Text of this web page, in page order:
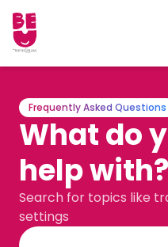
Frequently Asked Questions
What do
help with?
Search for topics like
settings